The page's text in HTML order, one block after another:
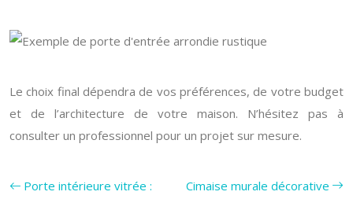
Le choix final dépendra de vos préférences, de votre budget
et de l’architecture de votre maison. N’hésitez pas à
consulter un professionnel pour un projet sur mesure.
Porte intérieure vitrée :
Cimaise murale décorative